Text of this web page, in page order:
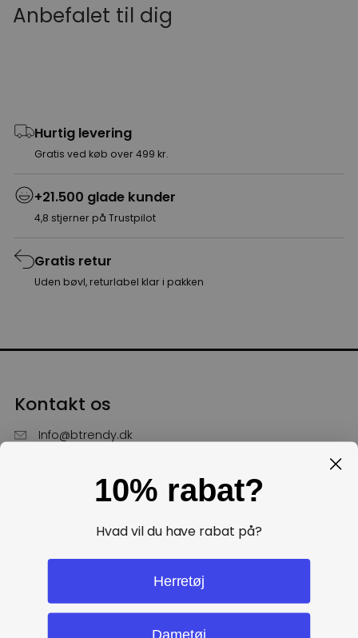
Anbefalet til dig
Hurtig levering
Gratis ved køb over 499 kr.
+21.500 glade kunder
4,8 stjerner på Trustpilot
Gratis retur
Uden bøvl, returlabel klar i pakken
Kontakt os
Info@btrendy.dk
Hverdage fra kl. 10 - 16
10% rabat?
Hvad vil du have rabat på?
Herretøj